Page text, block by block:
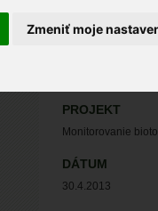
Zmeniť moje
PROJEKT
Monitorovanie
DÁTUM
30.4.2013